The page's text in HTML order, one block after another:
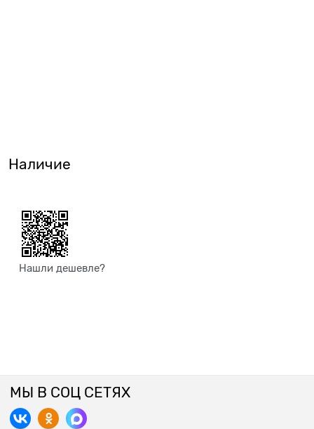
Наличие
Нашли дешевле?
МЫ В СОЦ СЕТЯХ